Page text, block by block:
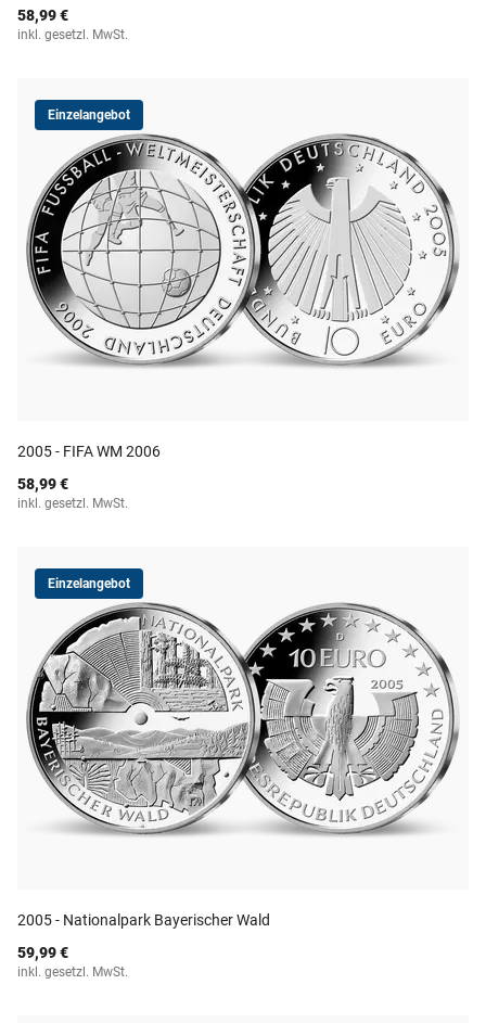
58,99 €
inkl. gesetzl. MwSt.
Einzelangebot
2005 - FIFA WM 2006
58,99 €
inkl. gesetzl. MwSt.
Einzelangebot
2005 - Nationalpark Bayerischer Wald
59,99 €
inkl. gesetzl. MwSt.